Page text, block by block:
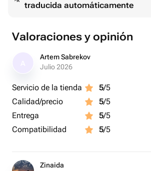
traducida automáticamente
Valoraciones y opinión
Artem Sabrekov
Julio 2026
Servicio de la tienda 5/5
Calidad/precio
5/5
Entrega
5/5
Compatibilidad
5/5
Zinaida